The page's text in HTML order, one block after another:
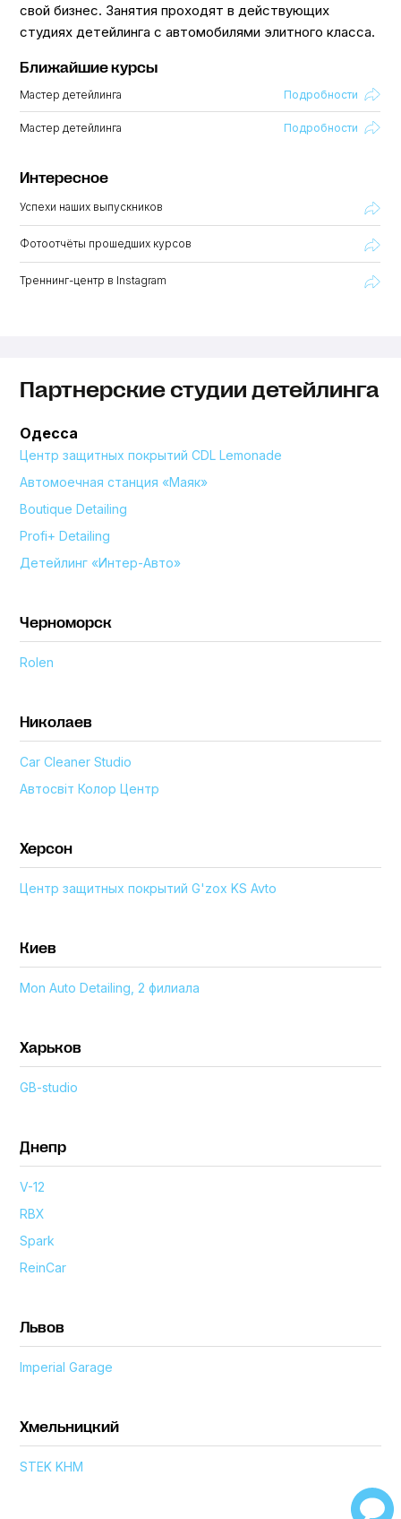
свой бизнес. Занятия проходят в действующих
студиях детейлинга с автомобилями элитного класса.
Ближайшие курсы
Мастер детейлинга Подробности
Мастер детейлинга Подробности
Интересное
Успехи наших выпускников
Фотоотчёты прошедших курсов
Треннинг-центр в Instagram
Партнерские студии детейлинга
Одесса
Центр защитных покрытий CDL Lemonade
Автомоечная станция «Маяк»
Boutique Detailing
Profi+ Detailing
Детейлинг «Интер-Авто»
Черноморск
Rolen
Николаев
Car Cleaner Studio
Автосвіт Колор Центр
Херсон
Центр защитных покрытий G'zox KS Avto
Киев
Mon Auto Detailing, 2 филиала
Харьков
GB-studio
Днепр
V-12
RBX
Spark
ReinCar
Львов
Imperial Garage
Хмельницкий
STEK KHM